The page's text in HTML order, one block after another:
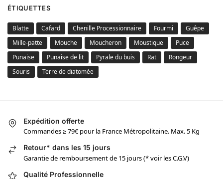
ÉTIQUETTES
Blatte Cafard Chenille Processionnaire Fourmi
Guêpe
Mille-patte
Mouche Moucheron Moustique
Puce
Punaise
Punaise de lit Pyrale du buis Rat
Rongeur
Souris
Terre de diatomée
Expédition offerte
Commandes ≥ 79€ pour la France Métropolitaine. Max. 5 Kg
Retour* dans les 15 jours
Garantie de remboursement de 15 jours (* voir les C.G.V)
Qualité Professionnelle